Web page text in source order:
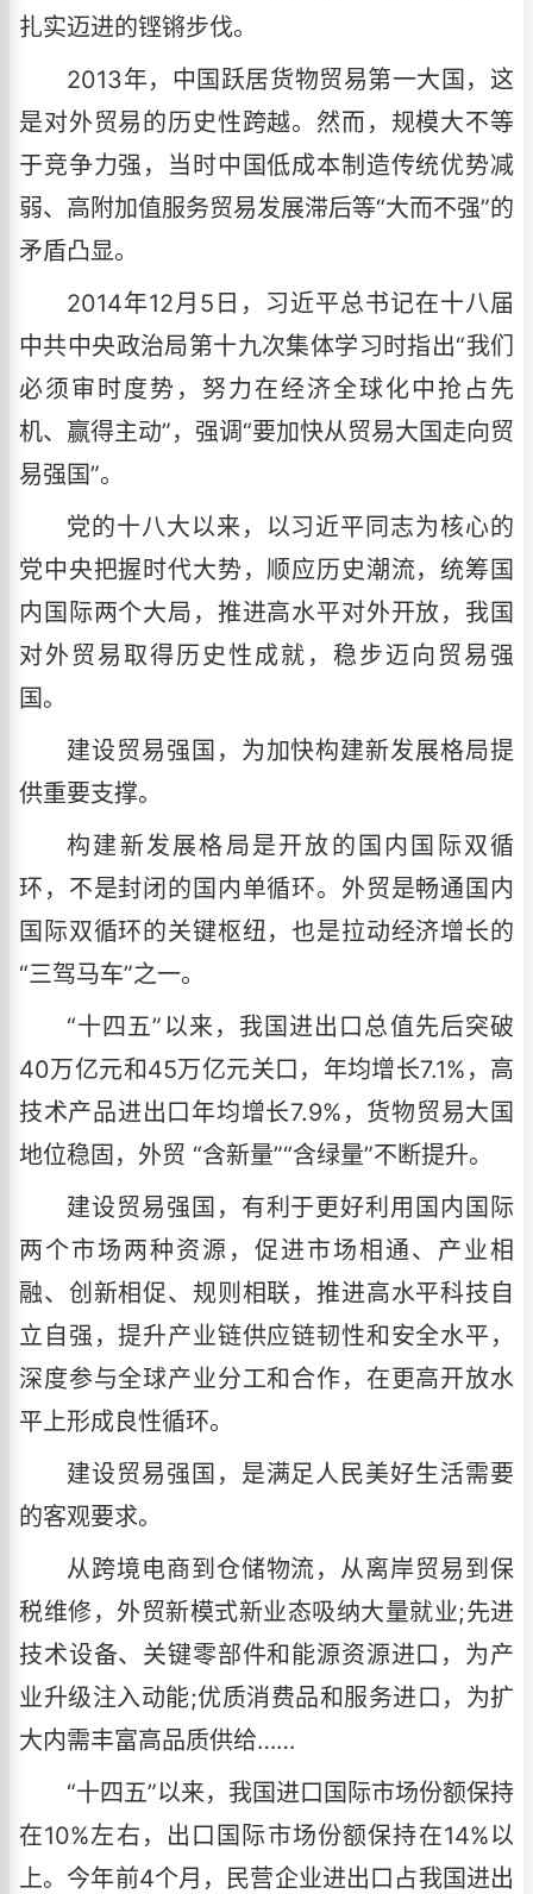
扎实迈进的铿锵步伐。
2013年，中国跃居货物贸易第一大国，这
是对外贸易的历史性跨越。然而，规模大不等
于竞争力强，当时中国低成本制造传统优势减
弱、高附加值服务贸易发展滞后等“大而不强”的
矛盾凸显。
2014年12月5日，习近平总书记在十八届
中共中央政治局第十九次集体学习时指出“我们
必须审时度势，努力在经济全球化中抢占先
机、赢得主动”，强调“要加快从贸易大国走向贸
易强国”。
党的十八大以来，以习近平同志为核心的
党中央把握时代大势，顺应历史潮流，统筹国
内国际两个大局，推进高水平对外开放，我国
对外贸易取得历史性成就，稳步迈向贸易强
国。
建设贸易强国，为加快构建新发展格局提
供重要支撑。
构建新发展格局是开放的国内国际双循
环，不是封闭的国内单循环。外贸是畅通国内
国际双循环的关键枢纽，也是拉动经济增长的
“三驾马车”之一。
“十四五”以来，我国进出口总值先后突破
40万亿元和45万亿元关口，年均增长7.1%，高
技术产品进出口年均增长7.9%，货物贸易大国
地位稳固，外贸 “含新量”“含绿量”不断提升。
建设贸易强国，有利于更好利用国内国际
两个市场两种资源，促进市场相通、产业相
融、创新相促、规则相联，推进高水平科技自
立自强，提升产业链供应链韧性和安全水平，
深度参与全球产业分工和合作，在更高开放水
平上形成良性循环。
建设贸易强国，是满足人民美好生活需要
的客观要求。
从跨境电商到仓储物流，从离岸贸易到保
税维修，外贸新模式新业态吸纳大量就业;先进
技术设备、关键零部件和能源资源进口，为产
业升级注入动能;优质消费品和服务进口，为扩
大内需丰富高品质供给……
“十四五”以来，我国进口国际市场份额保持
在10%左右，出口国际市场份额保持在14%以
上。今年前4个月，民营企业进出口占我国进出